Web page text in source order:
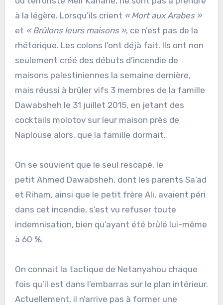
à la légère. Lorsqu’ils crient « Mort aux Arabes »
et « Brûlons leurs maisons », ce n’est pas de la
rhétorique. Les colons l’ont déjà fait. Ils ont non
seulement créé des débuts d’incendie de
maisons palestiniennes la semaine dernière,
mais réussi à brûler vifs 3 membres de la famille
Dawabsheh le 31 juillet 2015, en jetant des
cocktails molotov sur leur maison près de
Naplouse alors, que la famille dormait.
On se souvient que le seul rescapé, le
petit Ahmed Dawabsheh, dont les parents Sa’ad
et Riham, ainsi que le petit frère Ali, avaient péri
dans cet incendie, s’est vu refuser toute
indemnisation, bien qu’ayant été brûlé lui-même
à 60 %.
On connait la tactique de Netanyahou chaque
fois qu’il est dans l’embarras sur le plan intérieur.
Actuellement, il n’arrive pas à former une